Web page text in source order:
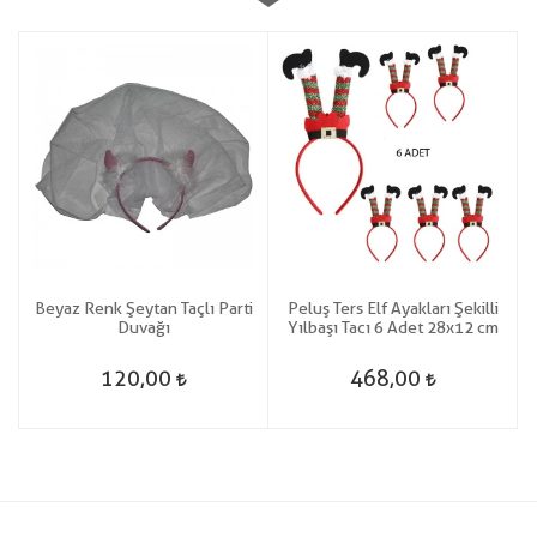
Beyaz Renk Şeytan Taçlı Parti
Duvağı
120,00
Peluş Ters Elf Ayakları Şekilli
Yılbaşı Tacı 6 Adet 28x12 cm
468,00